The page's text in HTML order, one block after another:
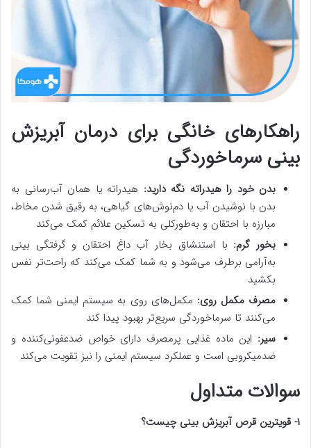
راهکارهای خانگی برای درمان آبریزش
بینی سرماخوردگی
بدن خود را هیدراته نگه دارید: هیدراته یا همان آب‌رسانی به
بدن با نوشیدن آب یا دم‌نوش‌های گیاهی، به رقیق شدن مخاط،
مبارزه با احتقان و به‌طورکلی به تسکین علائم کمک می‌کند
بخور گرم: با استنشاق بخار آب داغ احتقان و گرفتگی بینی
به‌آرامی برطرف می‌شود و به شما کمک می‌کند که راحت‌تر نفس
بکشید
مصرف مکمل روی: مکمل‌های روی به سیستم ایمنی شما کمک
می‌کنند تا سرماخوردگی سریع‌تر بهبود پیدا کند
سیر: این ماده غذایی پرمصرف دارای خواص ضدعفونی‌کننده و
ضدمیکروبی است و عملکرد سیستم ایمنی را نیز تقویت می‌کند
سوالات متداول
۱- قویترین قرص آبریزش بینی چیست؟